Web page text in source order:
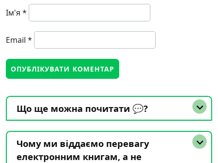
Ім'я *
Email *
Що ще можна почитати 💬?
Чому ми віддаємо перевагу
електронним книгам, а не